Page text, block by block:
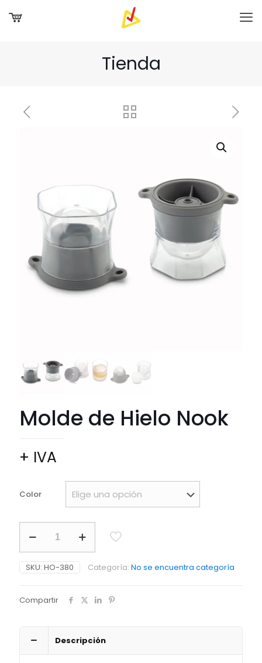
Tienda
Molde de Hielo Nook
+ IVA
Color
Hielo
Nook
cantidad
SKU: HO-380 Categoría: No se encuentra categoría
Compartir
Descripción